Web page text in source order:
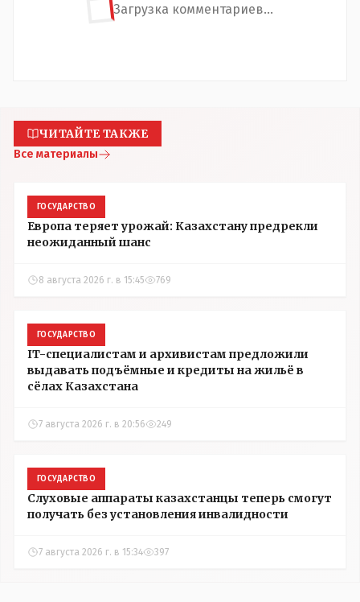
Загрузка комментариев...
ЧИТАЙТЕ ТАКЖЕ
Все материалы
ГОСУДАРСТВО
Европа теряет урожай: Казахстану предрекли
неожиданный шанс
8 августа 2026 г. в 15:45 769
ГОСУДАРСТВО
IT-специалистам и архивистам предложили
выдавать подъёмные и кредиты на жильё в
сёлах Казахстана
7 августа 2026 г. в 20:56 249
ГОСУДАРСТВО
Слуховые аппараты казахстанцы теперь смогут
получать без установления инвалидности
7 августа 2026 г. в 15:34 397